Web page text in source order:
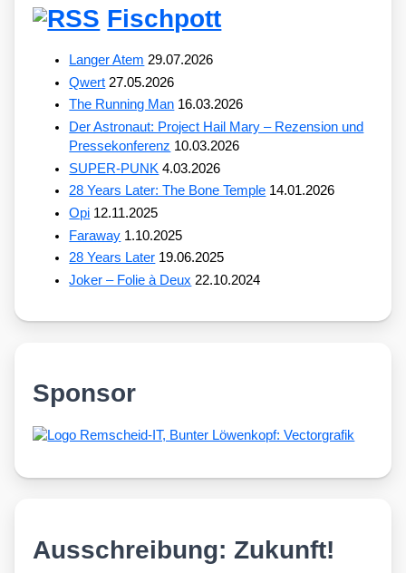
Fischpott
Langer Atem 29.07.2026
Qwert 27.05.2026
The Running Man 16.03.2026
Der Astronaut: Project Hail Mary – Rezension und
Pressekonferenz 10.03.2026
SUPER-PUNK 4.03.2026
28 Years Later: The Bone Temple 14.01.2026
Opi 12.11.2025
Faraway 1.10.2025
28 Years Later 19.06.2025
Joker – Folie à Deux 22.10.2024
Sponsor
Ausschreibung: Zukunft!